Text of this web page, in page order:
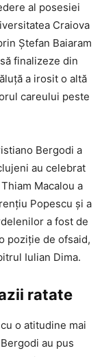
al posesiei
Craiova
Ștefan Baiaram
finalizeze din
a irosit o altă
careului peste
Bergodi a
au celebrat
Macalou a
Popescu și a
a fost de
poziție de ofsaid,
Iulian Dima.
ratate
o atitudine mai
au pus